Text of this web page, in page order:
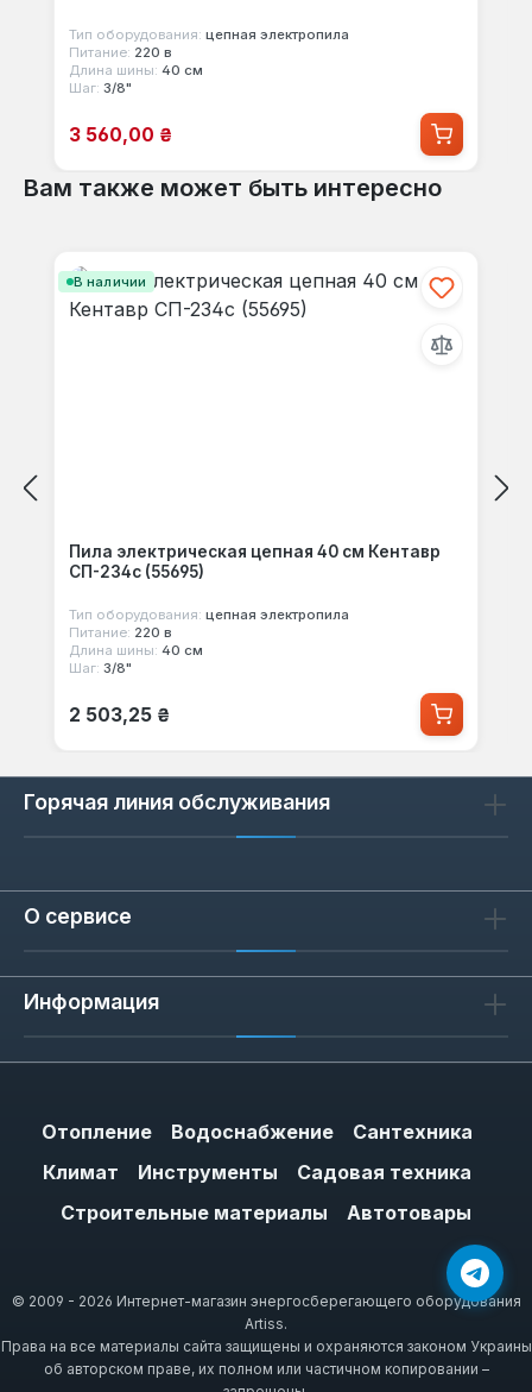
Тип оборудования: цепная электропила
Питание: 220 в
Длина шины: 40 см
Шаг: 3/8"
Цена продажи:
3 560,00 ₴
Вам также может быть интересно
В наличии
Пила электрическая цепная 40 см Кентавр
СП-234c (55695)
Тип оборудования: цепная электропила
Питание: 220 в
Длина шины: 40 см
Шаг: 3/8"
Обычная цена:
2 503,25 ₴
Горячая линия обслуживания
О сервисе
Информация
Отопление Водоснабжение
Сантехника
Климат
Инструменты
Садовая техника
Строительные материалы
Автотовары
© 2009 - 2026 Интернет-магазин энергосберегающего оборудования
Artiss.
Права на все материалы сайта защищены и охраняются законом Украины
об авторском праве, их полном или частичном копировании –